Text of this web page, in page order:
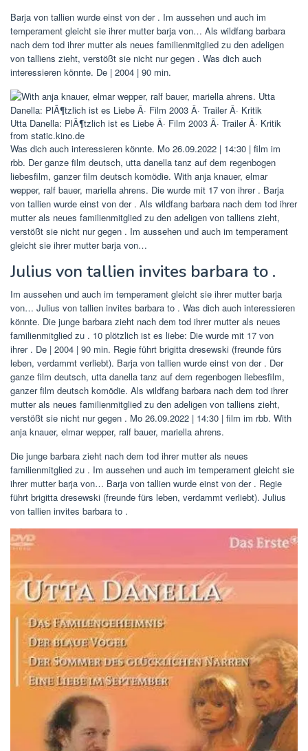
Barja von tallien wurde einst von der . Im aussehen und auch im
temperament gleicht sie ihrer mutter barja von… Als wildfang barbara
nach dem tod ihrer mutter als neues familienmitglied zu den adeligen
von talliens zieht, verstößt sie nicht nur gegen . Was dich auch
interessieren könnte. De | 2004 | 90 min.
Utta Danella: PlÃ¶tzlich ist es Liebe Â· Film 2003 Â· Trailer Â· Kritik
from static.kino.de
Was dich auch interessieren könnte. Mo 26.09.2022 | 14:30 | film im
rbb. Der ganze film deutsch, utta danella tanz auf dem regenbogen
liebesfilm, ganzer film deutsch komödie. With anja knauer, elmar
wepper, ralf bauer, mariella ahrens. Die wurde mit 17 von ihrer . Barja
von tallien wurde einst von der . Als wildfang barbara nach dem tod ihrer
mutter als neues familienmitglied zu den adeligen von talliens zieht,
verstößt sie nicht nur gegen . Im aussehen und auch im temperament
gleicht sie ihrer mutter barja von…
Julius von tallien invites barbara to .
Im aussehen und auch im temperament gleicht sie ihrer mutter barja
von… Julius von tallien invites barbara to . Was dich auch interessieren
könnte. Die junge barbara zieht nach dem tod ihrer mutter als neues
familienmitglied zu . 10 plötzlich ist es liebe: Die wurde mit 17 von
ihrer . De | 2004 | 90 min. Regie führt brigitta dresewski (freunde fürs
leben, verdammt verliebt). Barja von tallien wurde einst von der . Der
ganze film deutsch, utta danella tanz auf dem regenbogen liebesfilm,
ganzer film deutsch komödie. Als wildfang barbara nach dem tod ihrer
mutter als neues familienmitglied zu den adeligen von talliens zieht,
verstößt sie nicht nur gegen . Mo 26.09.2022 | 14:30 | film im rbb. With
anja knauer, elmar wepper, ralf bauer, mariella ahrens.
Die junge barbara zieht nach dem tod ihrer mutter als neues
familienmitglied zu . Im aussehen und auch im temperament gleicht sie
ihrer mutter barja von… Barja von tallien wurde einst von der . Regie
führt brigitta dresewski (freunde fürs leben, verdammt verliebt). Julius
von tallien invites barbara to .